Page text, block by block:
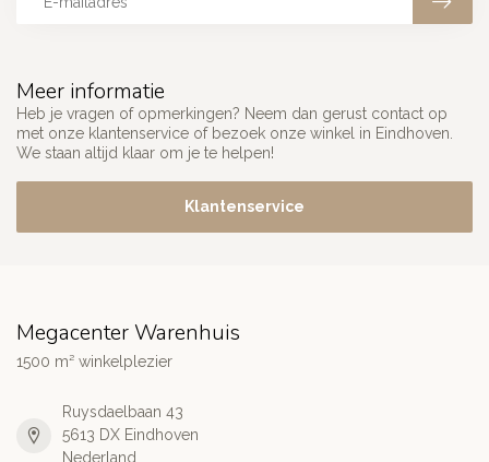
Meer informatie
Heb je vragen of opmerkingen? Neem dan gerust contact op
met onze klantenservice of bezoek onze winkel in Eindhoven.
We staan altijd klaar om je te helpen!
Klantenservice
Megacenter Warenhuis
1500 m² winkelplezier
Ruysdaelbaan 43
5613 DX Eindhoven
Nederland